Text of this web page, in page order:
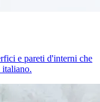
e pareti d'interni che